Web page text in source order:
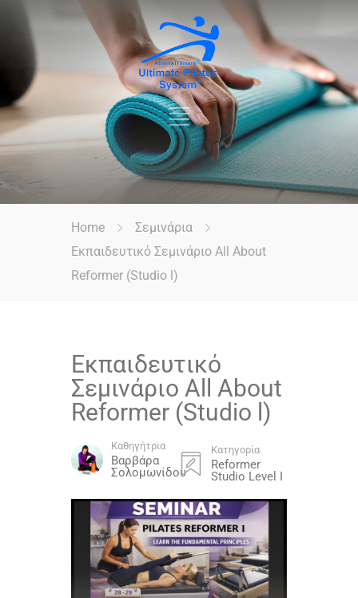
Home
Σεμινάρια
Εκπαιδευτικό Σεμινάριο All About
Reformer (Studio l)
Εκπαιδευτικό
Σεμινάριο All About
Reformer (Studio l)
Καθηγήτρια
Βαρβάρα
Σολομωνίδου
Κατηγορία
Reformer
Studio Level I